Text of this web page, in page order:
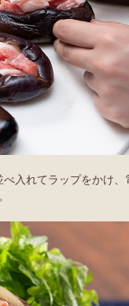
入れてラップをかけ